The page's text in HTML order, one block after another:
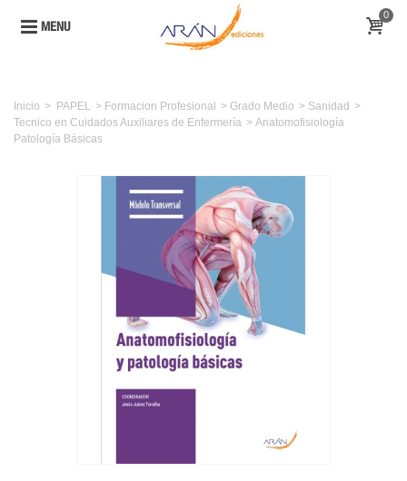
MENU
0
Inicio > PAPEL > Formacion Profesional > Grado Medio > Sanidad >
Tecnico en Cuidados Auxiliares de Enfermería > Anatomofisiología
Patología Básicas